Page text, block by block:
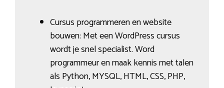
Cursus programmeren en website
bouwen: Met een WordPress cursus
wordt je snel specialist. Word
programmeur en maak kennis met talen
als Python, MYSQL, HTML, CSS, PHP,